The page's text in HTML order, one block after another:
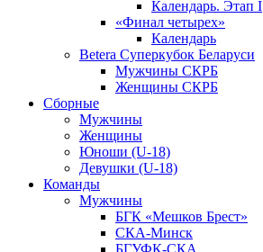
Календарь. Этап I
«Финал четырех»
Календарь
Betera Суперкубок Беларуси
Мужчины СКРБ
Женщины СКРБ
Сборные
Мужчины
Женщины
Юноши (U-18)
Девушки (U-18)
Команды
Мужчины
БГК «Мешков Брест»
СКА-Минск
БГУФК-СКА